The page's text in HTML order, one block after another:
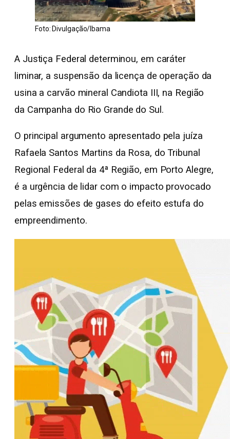
Foto: Divulgação/Ibama
A Justiça Federal determinou, em caráter
liminar, a suspensão da licença de operação da
usina a carvão mineral Candiota III, na Região
da Campanha do Rio Grande do Sul.
O principal argumento apresentado pela juíza
Rafaela Santos Martins da Rosa, do Tribunal
Regional Federal da 4ª Região, em Porto Alegre,
é a urgência de lidar com o impacto provocado
pelas emissões de gases do efeito estufa do
empreendimento.